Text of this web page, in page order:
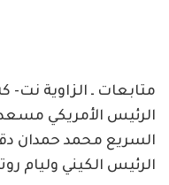
متابعات ـ الزاوية
الرئيس الأمريكي
السريع محمد حمدان
الرئيس الكيني وليام